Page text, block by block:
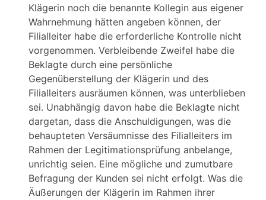
Klägerin noch die benannte Kollegin aus eigener
Wahrnehmung hätten angeben können, der
Filialleiter habe die erforderliche Kontrolle nicht
vorgenommen. Verbleibende Zweifel habe die
Beklagte durch eine persönliche
Gegenüberstellung der Klägerin und des
Filialleiters ausräumen können, was unterblieben
sei. Unabhängig davon habe die Beklagte nicht
dargetan, dass die Anschuldigungen, was die
behaupteten Versäumnisse des Filialleiters im
Rahmen der Legitimationsprüfung anbelange,
unrichtig seien. Eine mögliche und zumutbare
Befragung der Kunden sei nicht erfolgt. Was die
Äußerungen der Klägerin im Rahmen ihrer